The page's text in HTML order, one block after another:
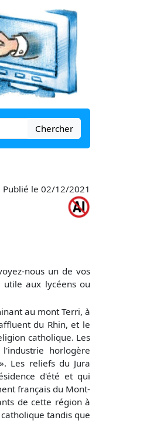
Chercher
Publié le 02/12/2021
nous un de vos
utile aux lycéens ou
au mont Terri, à
du Rhin, et le
catholique. Les
horlogère
Les reliefs du Jura
d'été et qui
français du Mont-
de cette région à
tandis que